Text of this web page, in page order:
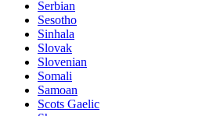
Serbian
Sesotho
Sinhala
Slovak
Slovenian
Somali
Samoan
Scots Gaelic